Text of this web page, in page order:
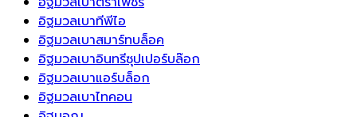
อิฐมวลเบาทีพีไอ
อิฐมวลเบาสมาร์ทบล็อค
อิฐมวลเบาอินทรีซุปเปอร์บล๊อก
อิฐมวลเบาแอร์บล็อก
อิฐมวลเบาไทคอน